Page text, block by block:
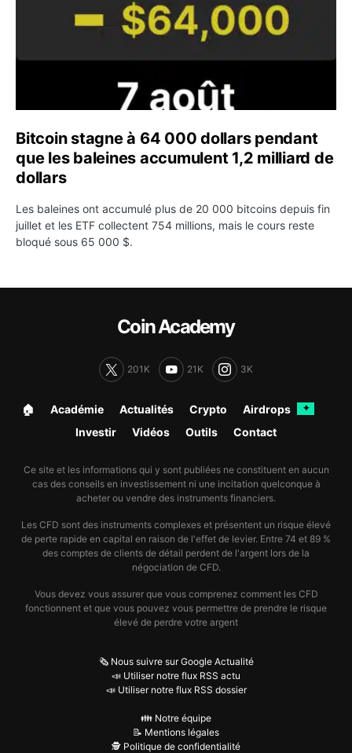
Bitcoin stagne à 64 000 dollars pendant
que les baleines accumulent 1,2 milliard de
dollars
Les baleines ont accumulé plus de 20 000 bitcoins depuis fin
juillet et les ETF collectent 754 millions, mais le cours reste
bloqué sous 65 000 $.
Coin Academy
201K 21K 3K
🏠︎ Académie Actualités Crypto Airdrops ✦
Investir Vidéos Outils Contact
Ce site et les informations qui y sont publiées ne constituent en aucun
cas des conseils en investissement ni une incitation quelconque à
acheter ou vendre des instruments financiers.
Les CFD sont des instruments complexes et présentent un risque élevé
de perte rapide en capital en raison de l'effet de levier. Entre 74 et 89 %
des comptes de clients de détail perdent de l'argent lors de la
négociation de CFD.
Vous devez vous assurer que vous comprenez comment les CFD
fonctionnent et que vous pouvez vous permettre de prendre le risque
élevé de perdre votre argent
🗞️ Nous suivre sur Google Actualité
📣 Utiliser notre flux RSS actu
📣 Utiliser notre flux RSS dossier
👪 Notre équipe
📝 Mentions légales
🕵️ Politique de confidentialité